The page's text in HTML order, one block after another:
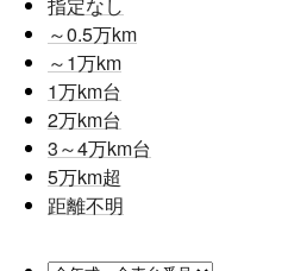
指定なし
～0.5万km
～1万km
1万km台
2万km台
3～4万km台
5万km超
距離不明